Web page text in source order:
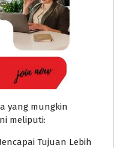
yang mungkin
meliputi:
Tujuan Lebih